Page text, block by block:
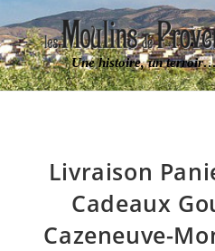
Une histoire, un
Livraison
Cadeaux
Cazeneuve-